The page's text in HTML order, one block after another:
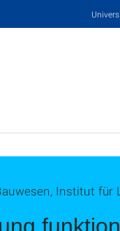
Uni
Institut für